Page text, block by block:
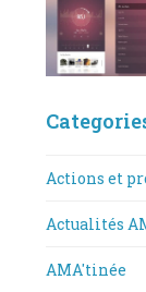
Actions et
Actualités
AMA'tinée